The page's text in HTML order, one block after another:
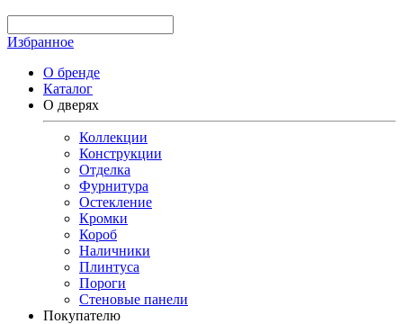
Избранное
О бренде
Каталог
О дверях
Коллекции
Конструкции
Отделка
Фурнитура
Остекление
Кромки
Короб
Наличники
Плинтуса
Пороги
Стеновые панели
Покупателю